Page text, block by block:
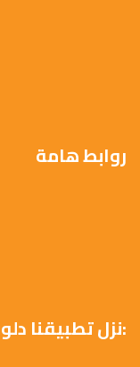
روابط هامة
نزل تطبيقنا دلوقتي: